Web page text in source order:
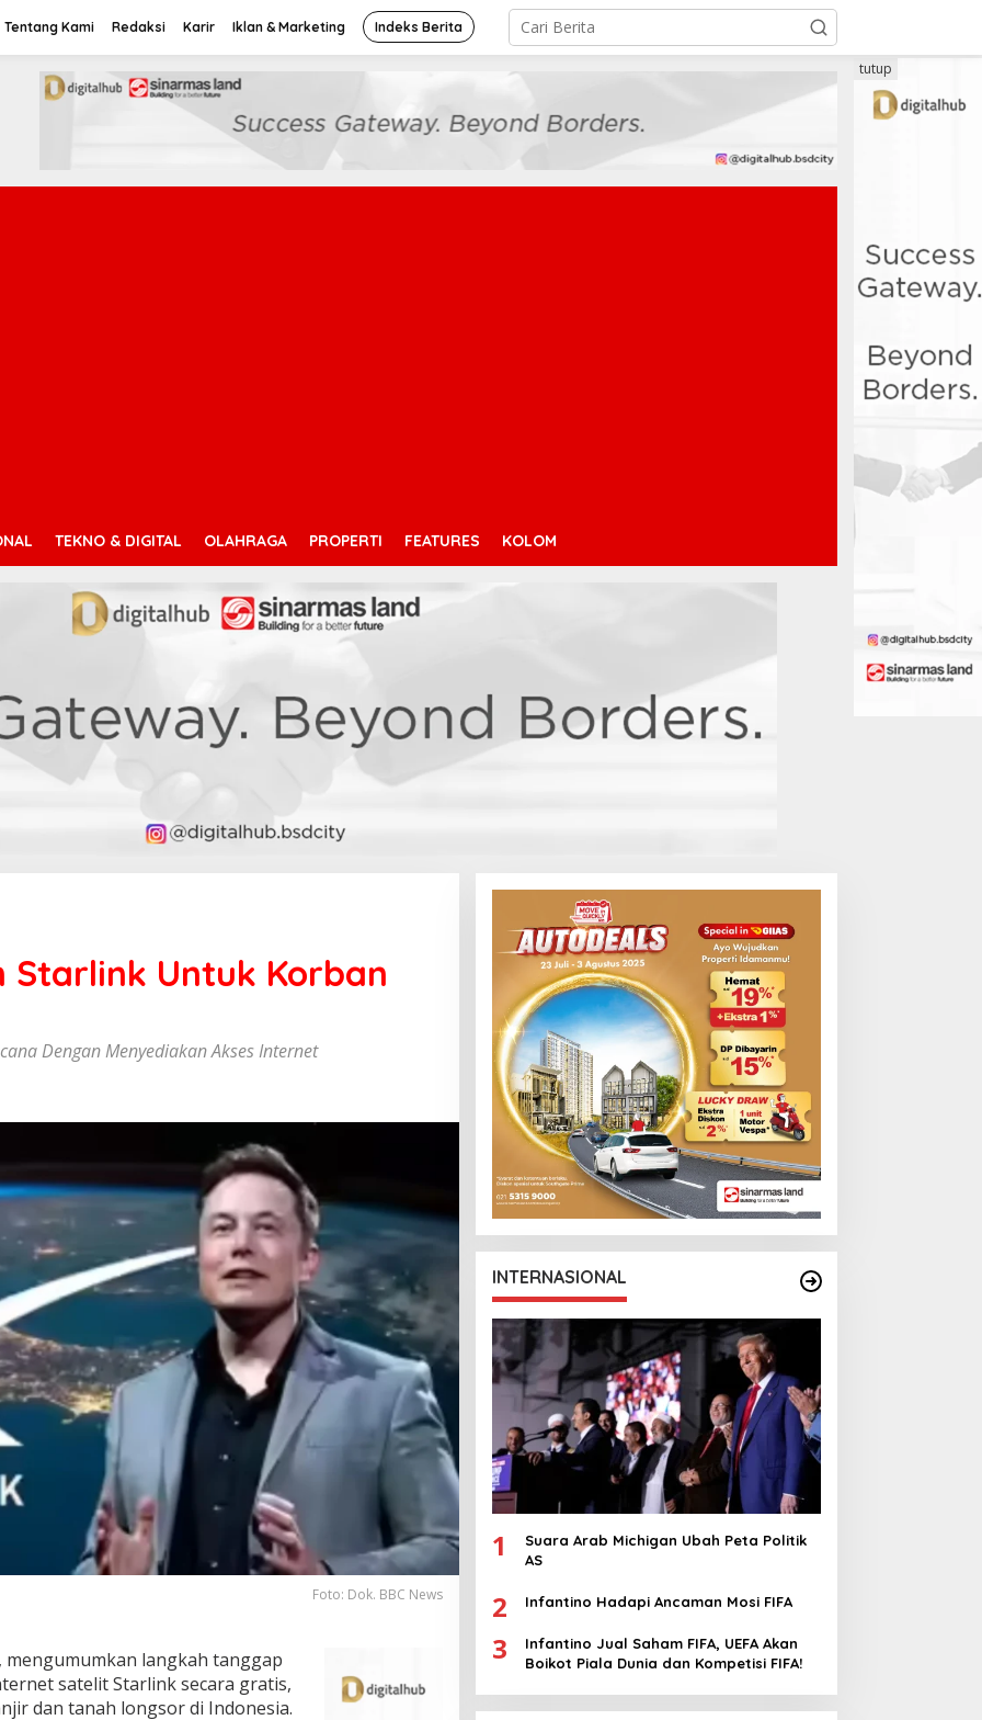
Tentang Kami Redaksi Karir Iklan & Marketing Indeks Berita
TEKNO & DIGITAL OLAHRAGA PROPERTI FEATURES KOLOM
tutup
Starlink Untuk Korban
Dengan Menyediakan Akses Internet
Foto: Dok. BBC News
mengumumkan langkah tanggap
satelit Starlink secara gratis,
dan tanah longsor di Indonesia.
INTERNASIONAL
1
Suara Arab Michigan Ubah Peta Politik
AS
2 Infantino Hadapi Ancaman Mosi FIFA
3
Infantino Jual Saham FIFA, UEFA Akan
Boikot Piala Dunia dan Kompetisi FIFA!